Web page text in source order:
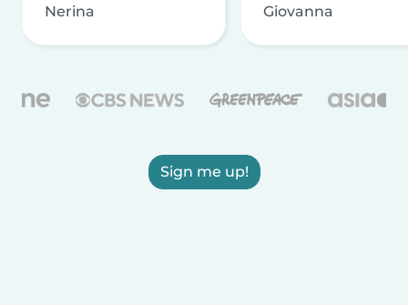
Nerina Giovanna
Sign me up!